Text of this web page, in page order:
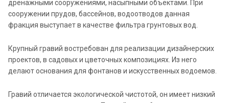
дренажными сооружениями, насыпными объектами. При
сооружении прудов, бассейнов, водоотводов данная
фракция выступает в качестве фильтра грунтовых вод.
Крупный гравий востребован для реализации дизайнерских
проектов, в садовых и цветочных композициях. Из него
делают основания для фонтанов и искусственных водоемов.
Гравий отличается экологической чистотой, он имеет низкий